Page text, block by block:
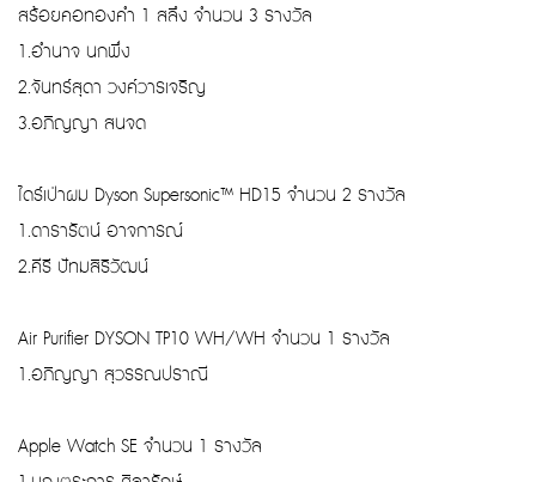
สร้อยคอทองคำ 1 สลึง จำนวน 3 รางวัล
1.อำนาจ นกพึ่ง
2.จันทร์สุดา วงค์วารเจริญ
3.อภิญญา สนจด
ไดร์เป่าผม Dyson Supersonic™ HD15 จำนวน 2 รางวัล
1.ดารารัตน์ อาจการณ์
2.คีรี ปัทมสิริวัฒน์
Air Purifier DYSON TP10 WH/WH จำนวน 1 รางวัล
1.อภิญญา สุวรรณปราณี
Apple Watch SE จำนวน 1 รางวัล